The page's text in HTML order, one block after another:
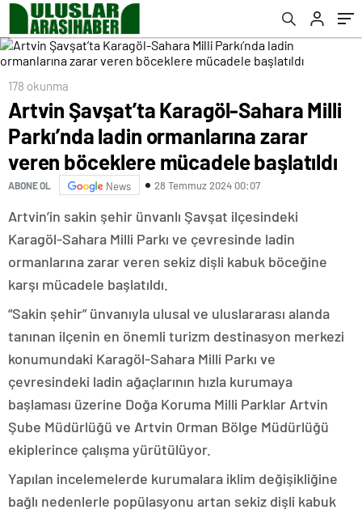
böceklere mücadele başlatıldı
178 okunma
Artvin Şavşat’ta Karagöl-Sahara Milli
Parkı’nda ladin ormanlarına zarar
veren böceklere mücadele başlatıldı
ABONE OL News 28 Temmuz 2024 00:07
Artvin’in sakin şehir ünvanlı Şavşat ilçesindeki
Karagöl-Sahara Milli Parkı ve çevresinde ladin
ormanlarına zarar veren sekiz dişli kabuk böceğine
karşı mücadele başlatıldı.
“Sakin şehir” ünvanıyla ulusal ve uluslararası alanda
tanınan ilçenin en önemli turizm destinasyon merkezi
konumundaki Karagöl-Sahara Milli Parkı ve
çevresindeki ladin ağaçlarının hızla kurumaya
başlaması üzerine Doğa Koruma Milli Parklar Artvin
Şube Müdürlüğü ve Artvin Orman Bölge Müdürlüğü
ekiplerince çalışma yürütülüyor.
Yapılan incelemelerde kurumalara iklim değişikliğine
bağlı nedenlerle popülasyonu artan sekiz dişli kabuk